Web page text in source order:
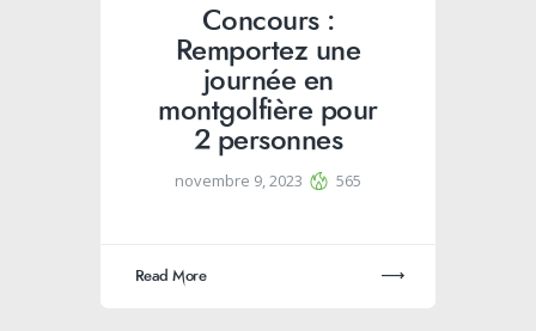
Concours :
Remportez une
journée en
montgolfière pour
2 personnes
novembre 9, 2023 565
Read More